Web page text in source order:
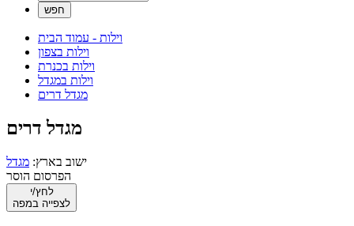
וילות - עמוד הבית
וילות בצפון
וילות בכנרת
וילות במגדל
מגדל דרים
מגדל דרים
ישוב בארץ: מגדל
הפרסום הוסר
לחץ/י
לצפייה במפה